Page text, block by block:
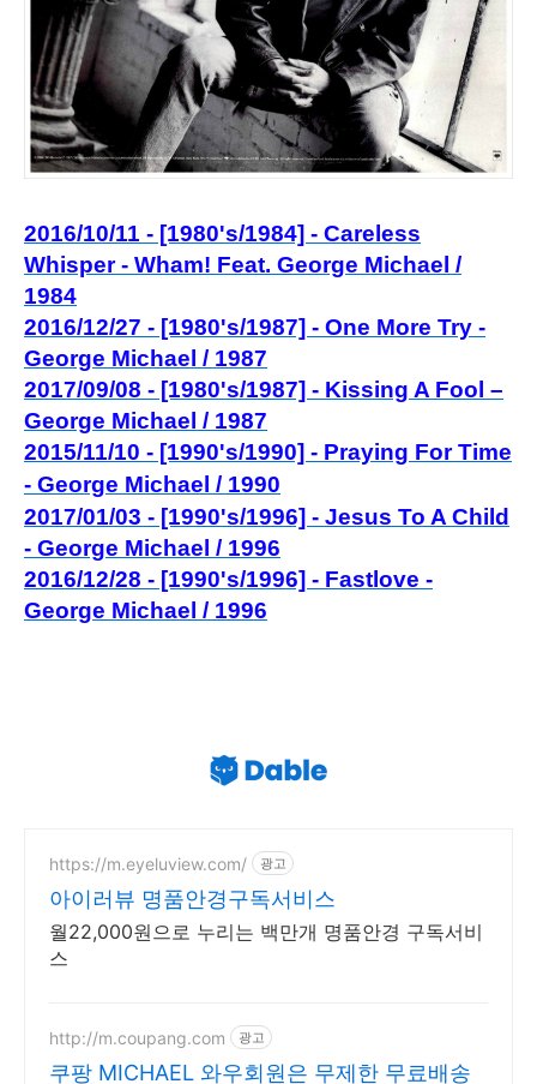
2016/10/11 - [1980's/1984] - Careless
Whisper - Wham! Feat. George Michael /
1984
2016/12/27 - [1980's/1987] - One More Try -
George Michael / 1987
2017/09/08 - [1980's/1987] - Kissing A Fool –
George Michael / 1987
2015/11/10 - [1990's/1990] - Praying For Time
- George Michael / 1990
2017/01/03 - [1990's/1996] - Jesus To A Child
- George Michael / 1996
2016/12/28 - [1990's/1996] - Fastlove -
George Michael / 1996
https://m.eyeluview.com/ 광고
아이러뷰 명품안경구독서비스
월22,000원으로 누리는 백만개 명품안경 구독서비
스
http://m.coupang.com 광고
쿠팡 MICHAEL 와우회원은 무제한 무료배송